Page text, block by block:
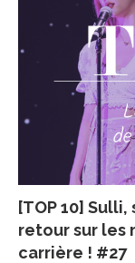
[TOP 10]
retour sur les
carrière ! #27